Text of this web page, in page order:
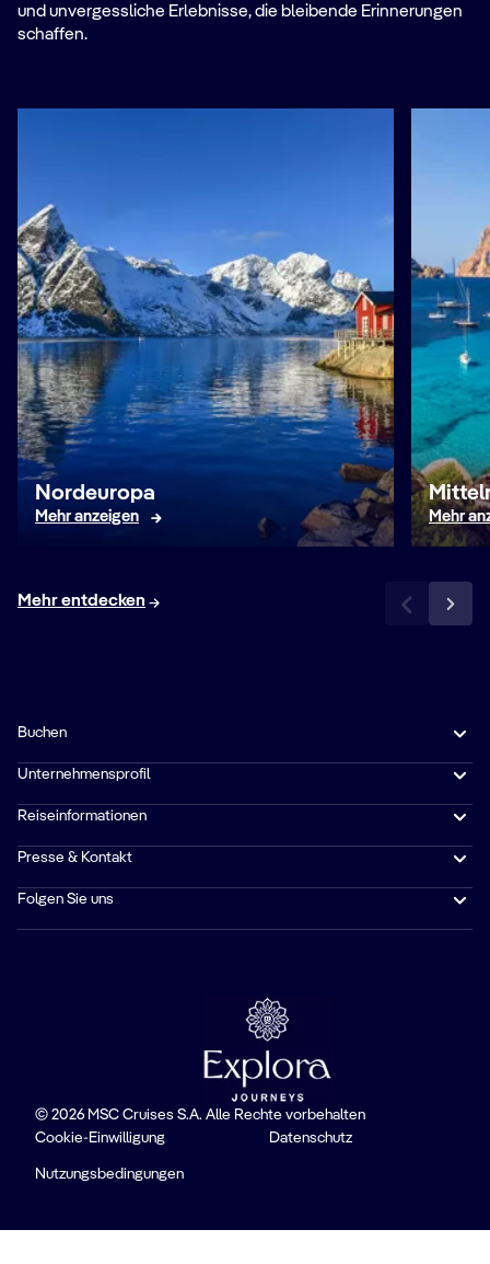
und unvergessliche Erlebnisse, die bleibende Erinnerungen
schaffen.
Nordeuropa
Mehr anzeigen Mehr
Mehr entdecken
Buchen
Unternehmensprofil
Reiseinformationen
Presse & Kontakt
Folgen Sie uns
© 2026 MSC Cruises S.A. Alle Rechte vorbehalten
Cookie-Einwilligung
Datenschutz
Nutzungsbedingungen